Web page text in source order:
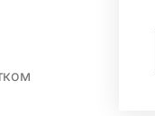
замыкании: